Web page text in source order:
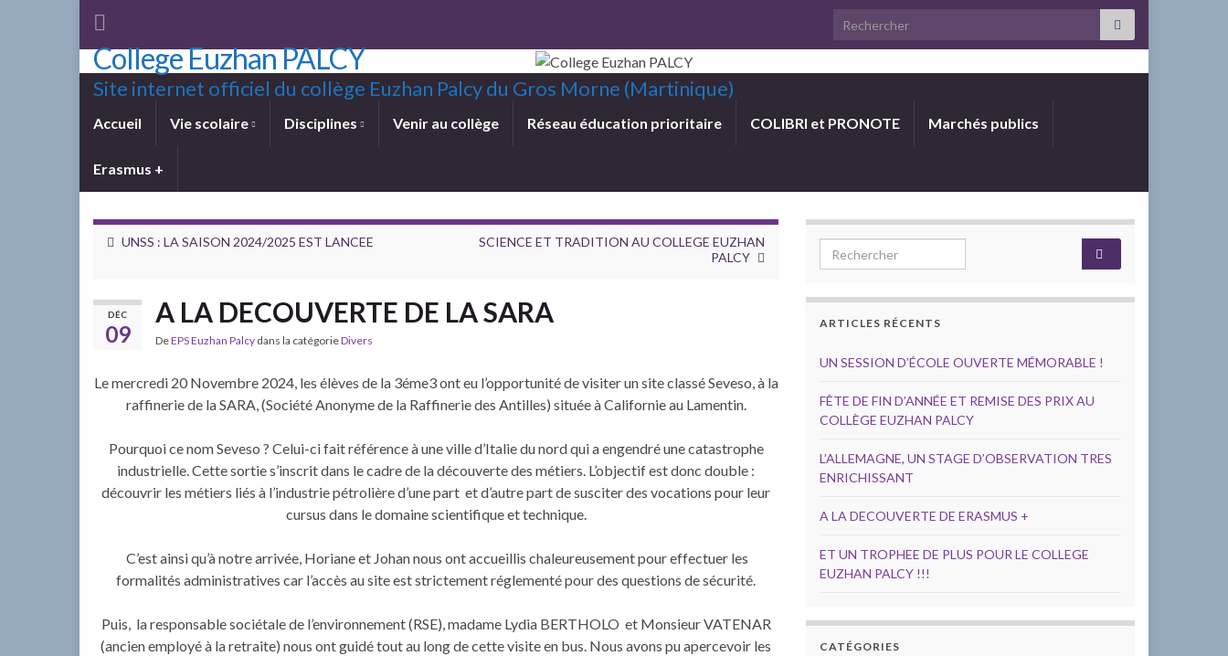
Search for:
College Euzhan PALCY
Site internet officiel du collège Euzhan Palcy du Gros Morne (Martinique)
Accueil Vie scolaire Disciplines Venir au collège Réseau éducation prioritaire COLIBRI et PRONOTE Marchés publics
Erasmus +
UNSS : LA SAISON 2024/2025 EST LANCEE
SCIENCE ET TRADITION AU COLLEGE EUZHAN
PALCY
DÉC
09
A LA DECOUVERTE DE LA SARA
DeEPS Euzhan Palcy dans la catégorieDivers
Le mercredi 20 Novembre 2024, les élèves de la 3éme3 ont eu l’opportunité de visiter un site classé Seveso, à la
raffinerie de la SARA, (Société Anonyme de la Raffinerie des Antilles) située à Californie au Lamentin.
Pourquoi ce nom Seveso ? Celui-ci fait référence à une ville d’Italie du nord qui a engendré une catastrophe
industrielle. Cette sortie s’inscrit dans le cadre de la découverte des métiers. L’objectif est donc double :
découvrir les métiers liés à l’industrie pétrolière d’une part et d’autre part de susciter des vocations pour leur
cursus dans le domaine scientifique et technique.
C’est ainsi qu’à notre arrivée, Horiane et Johan nous ont accueillis chaleureusement pour effectuer les
formalités administratives car l’accès au site est strictement réglementé pour des questions de sécurité.
Puis, la responsable sociétale de l’environnement (RSE), madame Lydia BERTHOLO et Monsieur VATENAR
(ancien employé à la retraite) nous ont guidé tout au long de cette visite en bus. Nous avons pu apercevoir les
Search for:
ARTICLES RÉCENTS
UN SESSION D’ÉCOLE OUVERTE MÉMORABLE !
FÊTE DE FIN D’ANNÉE ET REMISE DES PRIX AU
COLLÈGE EUZHAN PALCY
L’ALLEMAGNE, UN STAGE D’OBSERVATION TRES
ENRICHISSANT
A LA DECOUVERTE DE ERASMUS +
ET UN TROPHEE DE PLUS POUR LE COLLEGE
EUZHAN PALCY !!!
CATÉGORIES